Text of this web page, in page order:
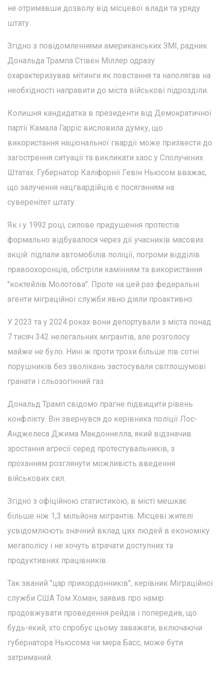
не отримавши дозволу від місцевої влади та уряду
штату.
Згідно з повідомленнями американських ЗМІ, радник
Дональда Трампа Стівен Міллер одразу
охарактеризував мітинги як повстання та наполягав на
необхідності направити до міста військові підрозділи.
Колишня кандидатка в президенти від Демократичної
партії Камала Гарріс висловила думку, що
використання національної гвардії може призвести до
загострення ситуації та викликати хаос у Сполучених
Штатах. Губернатор Каліфорнії Гевін Ньюсом вважає,
що залучення нацгвардійців є посяганням на
суверенітет штату.
Як і у 1992 році, силове придушення протестів
формально відбувалося через дії учасників масових
акцій: підпали автомобілів поліції, погроми відділів
правоохоронців, обстріли камінням та використання
"коктейлів Молотова". Проте на цей раз федеральні
агенти міграційної служби явно діяли проактивно.
У 2023 та у 2024 роках вони депортували з міста понад
7 тисяч 342 нелегальних мігрантів, але розголосу
майже не було. Нині ж проти трохи більше пів сотні
порушників без зволікань застосували світлошумові
гранати і сльозогінний газ.
Дональд Трамп свідомо прагне підвищити рівень
конфлікту. Він звернувся до керівника поліції Лос-
Анджелеса Джима Макдоннелла, який відзначив
зростання агресії серед протестувальників, з
проханням розглянути можливість введення
військових сил.
Згідно з офіційною статистикою, в місті мешкає
більше ніж 1,3 мільйона мігрантів. Місцеві жителі
усвідомлюють значний вклад цих людей в економіку
мегаполісу і не хочуть втрачати доступних та
продуктивних працівників.
Так званий "цар прикордонників", керівник Міграційної
служби США Том Хоман, заявив про намір
продовжувати проведення рейдів і попередив, що
будь-який, хто спробує цьому заважати, включаючи
губернатора Ньюсома чи мера Басс, може бути
затриманий.